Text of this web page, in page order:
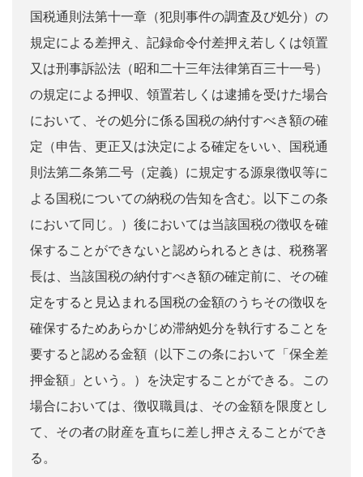
国税通則法第十一章（犯則事件の調査及び処分）の
規定による差押え、記録命令付差押え若しくは領置
又は刑事訴訟法（昭和二十三年法律第百三十一号）
の規定による押収、領置若しくは逮捕を受けた場合
において、その処分に係る国税の納付すべき額の確
定（申告、更正又は決定による確定をいい、国税通
則法第二条第二号（定義）に規定する源泉徴収等に
よる国税についての納税の告知を含む。以下この条
において同じ。）後においては当該国税の徴収を確
保することができないと認められるときは、税務署
長は、当該国税の納付すべき額の確定前に、その確
定をすると見込まれる国税の金額のうちその徴収を
確保するためあらかじめ滞納処分を執行することを
要すると認める金額（以下この条において「保全差
押金額」という。）を決定することができる。この
場合においては、徴収職員は、その金額を限度とし
て、その者の財産を直ちに差し押さえることができ
る。